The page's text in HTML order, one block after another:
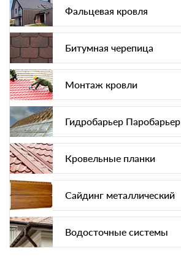
Фальцевая кровля
Битумная черепица
Монтаж кровли
Гидробарьер Паробарьер
Кровельные планки
Сайдинг металлический
Водосточные системы